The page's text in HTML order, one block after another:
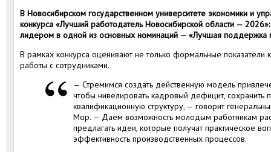
В Новосибирском государственном университете экономики и
конкурса «Лучший работодатель Новосибирской области —
лидером в одной из основных номинаций — «Лучшая поддержка
В рамках конкурса оценивают не только формальные показатели
работы с сотрудниками.
— Стремимся создать действенную модель
чтобы нивелировать кадровый дефицит, сохранить
квалификационную структуру, — говорит
Мор. — Даем возможность молодым работникам
предлагать идеи, которые получат практическое
эффективность производственных процессов.